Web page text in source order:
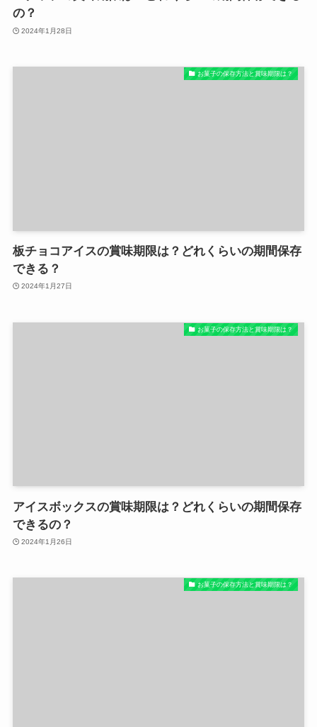
の？
2024年1月28日
お菓子の保存方法と賞味期限は？
板チョコアイスの賞味期限は？どれくらいの期間保存
できる？
2024年1月27日
お菓子の保存方法と賞味期限は？
アイスボックスの賞味期限は？どれくらいの期間保存
できるの？
2024年1月26日
お菓子の保存方法と賞味期限は？